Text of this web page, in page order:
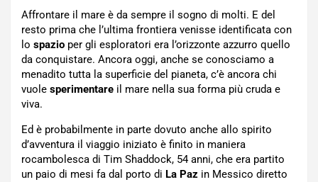
Affrontare il mare è da sempre il sogno di molti. E del
resto prima che l’ultima frontiera venisse identificata con
lo spazio per gli esploratori era l’orizzonte azzurro quello
da conquistare. Ancora oggi, anche se conosciamo a
menadito tutta la superficie del pianeta, c’è ancora chi
vuole sperimentare il mare nella sua forma più cruda e
viva.
Ed è probabilmente in parte dovuto anche allo spirito
d’avventura il viaggio iniziato è finito in maniera
rocambolesca di Tim Shaddock, 54 anni, che era partito
un paio di mesi fa dal porto di La Paz in Messico diretto